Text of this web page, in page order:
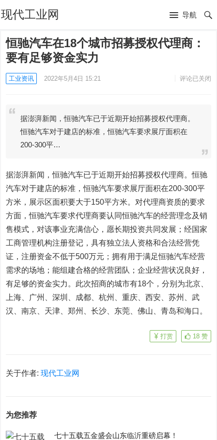
现代工业网 导航
恒驰汽车在18个城市招募授权代理商：
要有足够资金实力
工业资讯 2022年5月4日 15:21 评论已关闭
据澎湃新闻，恒驰汽车已于近期开始招募授权代理商。
恒驰汽车对于建店的标准，恒驰汽车要求展厅面积在
200-300平…
据澎湃新闻，恒驰汽车已于近期开始招募授权代理商。恒驰
汽车对于建店的标准，恒驰汽车要求展厅面积在200-300平
方米，展示区面积要大于150平方米。对代理商资质的要求
方面，恒驰汽车要求代理商要认同恒驰汽车的经营理念及销
售模式，对该事业充满信心，愿长期投资共同发展；经国家
工商管理机构注册登记，具有独立法人资格和合法经营凭
证，注册资金不低于500万元；拥有用于满足恒驰汽车经营
需求的场地；能组建合格的经营团队；企业经营状况良好，
有足够的资金实力。此次招商的城市有18个，分别为北京、
上海、广州、深圳、成都、杭州、重庆、西安、苏州、武
汉、南京、天津、郑州、长沙、东莞、佛山、青岛和海口。
18 赞
打赏
关于作者:现代工业网
为您推荐
七十五载五金盛会山东临沂重磅启幕！